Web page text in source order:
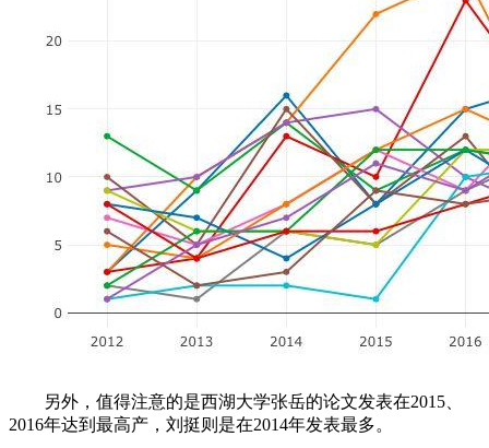
另外，值得注意的是西湖大学张岳的论文发表在2015、
2016年达到最高产，刘挺则是在2014年发表最多。